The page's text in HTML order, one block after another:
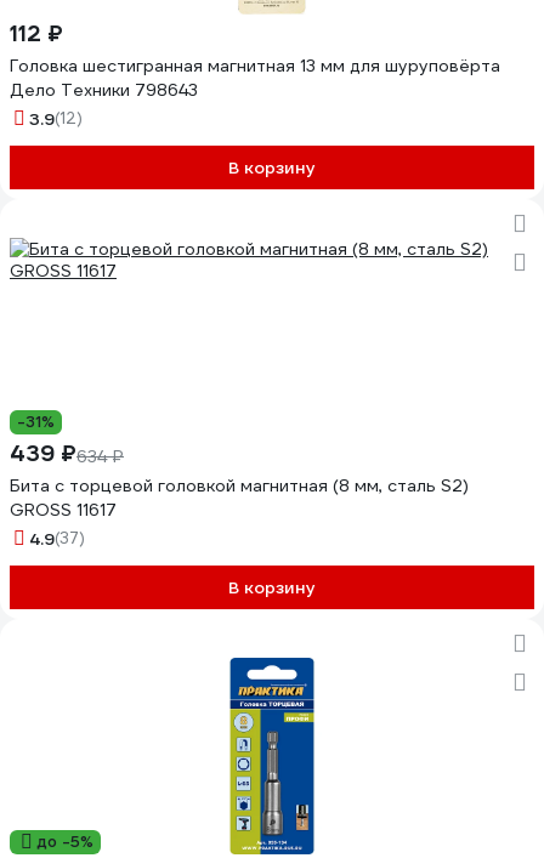
112 ₽
Головка шестигранная магнитная 13 мм для шуруповёрта
Дело Техники 798643
3.9(12)
В корзину
-31%
439 ₽634 ₽
Бита с торцевой головкой магнитная (8 мм, сталь S2)
GROSS 11617
4.9(37)
В корзину
до -5%